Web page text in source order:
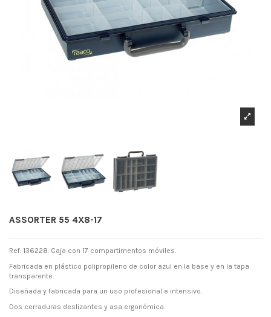
ASSORTER 55 4X8-17
Ref. 136228. Caja con 17 compartimentos móviles.
Fabricada en plástico polipropileno de color azul en la base y en la tapa
transparente.
Diseñada y fabricada para un uso profesional e intensivo.
Dos cerraduras deslizantes y asa ergonómica.